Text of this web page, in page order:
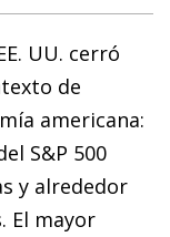
UU. cerró
de
americana:
S&P 500
y alrededor
El mayor